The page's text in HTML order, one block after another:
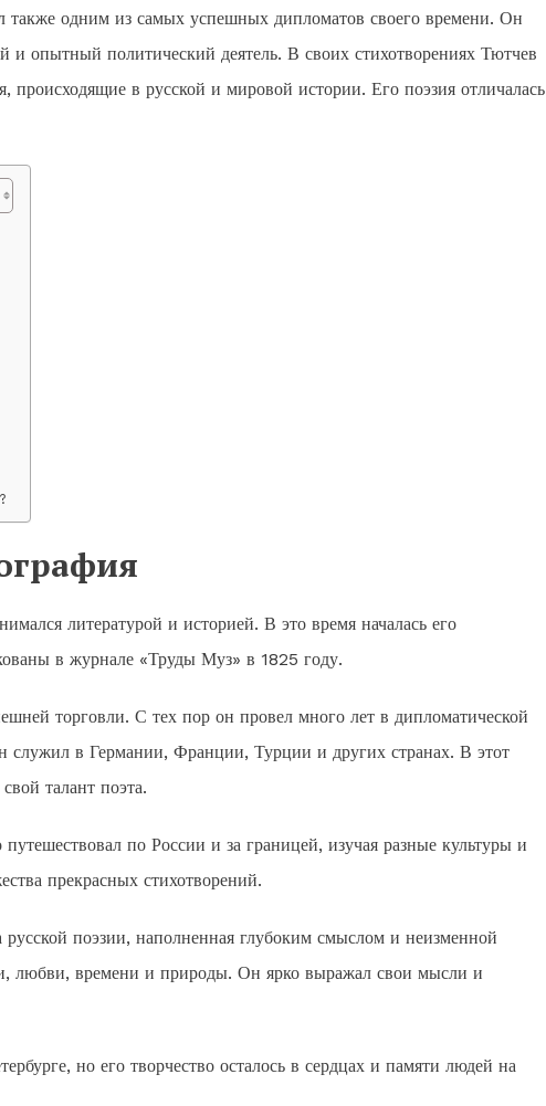
одним из самых успешных дипломатов своего времени. Он
и опытный политический деятель. В своих стихотворениях Тютчев
в русской и мировой истории. Его поэзия отличалась
литературой и историей. В это время началась его
в журнале «Труды Муз» в 1825 году.
торговли. С тех пор он провел много лет в дипломатической
служил в Германии, Франции, Турции и других странах. В этот
талант поэта.
по России и за границей, изучая разные культуры и
прекрасных стихотворений.
поэзии, наполненная глубоким смыслом и неизменной
любви, времени и природы. Он ярко выражал свои мысли и
но его творчество осталось в сердцах и памяти людей на